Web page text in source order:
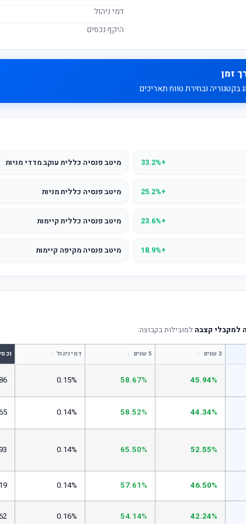
דמי ניהול
היקף נכסים
זמן
ובחירת טווח תאריכים
+33.2% מיטב פנסיה כללית עוקב מדדי מניות
+25.2% מיטב פנסיה כללית מניות
+23.6% מיטב פנסיה כללית קיימות
+18.9% מיטב פנסיה מקיפה קיימות
למקבלי קצבה למובילות בקבוצה:
3 שנים ↕ 5 שנים ↕ דמי ניהול ↕
45.94%
58.67%
0.15%
44.34%
58.52%
0.14%
52.55%
65.50%
0.14%
46.50%
57.61%
0.14%
42.24%
54.14%
0.16%